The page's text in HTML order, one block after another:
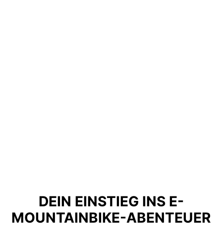
DEIN EINSTIEG INS E-
MOUNTAINBIKE-ABENTEUER